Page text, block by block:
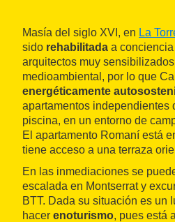
Masía del siglo XVI, en La
sido rehabilitada a
arquitectos muy
medioambiental, por lo que
energéticamente
apartamentos independientes
piscina, en un entorno de
El apartamento Romaní está
tiene acceso a una terraza
En las inmediaciones se
escalada en Montserrat y
BTT. Dada su situación es un
hacer enoturismo, pues está